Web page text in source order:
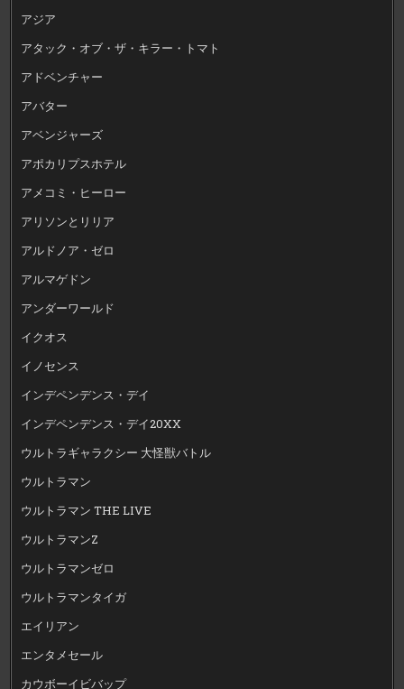
アジア
アタック・オブ・ザ・キラー・トマト
アドベンチャー
アバター
アベンジャーズ
アポカリプスホテル
アメコミ・ヒーロー
アリソンとリリア
アルドノア・ゼロ
アルマゲドン
アンダーワールド
イクオス
イノセンス
インデペンデンス・デイ
インデペンデンス・デイ20XX
ウルトラギャラクシー 大怪獣バトル
ウルトラマン
ウルトラマン THE LIVE
ウルトラマンZ
ウルトラマンゼロ
ウルトラマンタイガ
エイリアン
エンタメセール
カウボーイビバップ